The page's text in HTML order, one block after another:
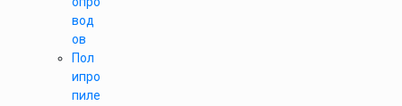
вод
ов
Пол
ипро
пиле